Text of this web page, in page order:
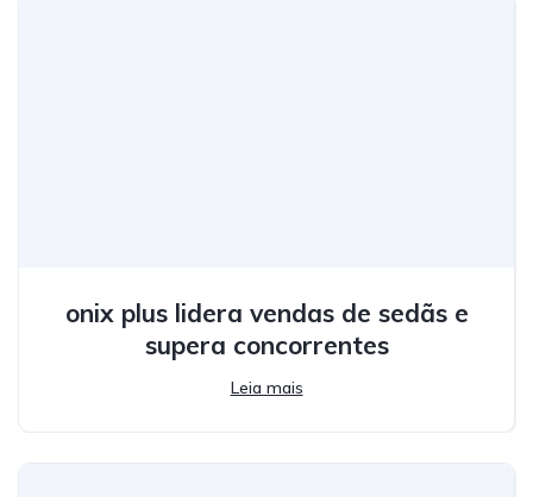
onix plus lidera vendas de sedãs e
supera concorrentes
Leia mais